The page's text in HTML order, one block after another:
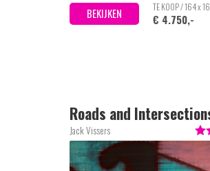
BEKIJKEN TE KOOP / 164 x
€ 4.750,-
Roads and
Jack Vissers